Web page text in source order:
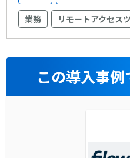
業務 リモートアクセス
この導入事